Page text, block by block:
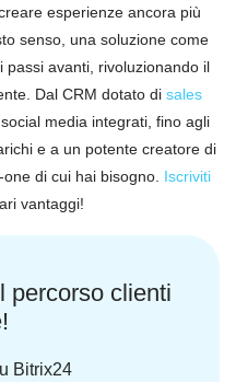
esperienze ancora più
senso, una soluzione come
avanti, rivoluzionando il
Dal CRM dotato di sales
media integrati, fino agli
e a un potente creatore di
di cui hai bisogno. Iscriviti
vantaggi!
percorso clienti
Bitrix24